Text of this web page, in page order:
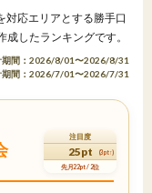
対応エリアとする勝手口
したランキングです。
期間：2026/8/01〜2026/8/31
期間：2026/7/01〜2026/7/31
注目度
25pt (3pt↑)
先月22pt / 2位